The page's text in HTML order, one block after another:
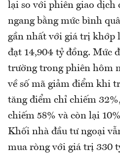
lại so với phiên giao dịch
ngang bằng mức bình
gần nhất với giá trị khớp
đạt 14,904 tỷ đồng. Mức
trường trong phiên hôm
về số mã giảm điểm khi
tăng điểm chỉ chiếm
chiếm 58% và còn lại
Khối nhà đầu tư ngoại
mua ròng với giá trị 330